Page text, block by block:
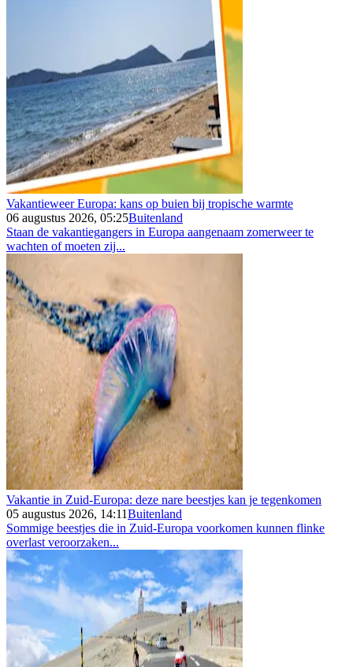
Vakantieweer Europa: kans op buien bij tropische warmte
06 augustus 2026, 05:25Buitenland
Staan de vakantiegangers in Europa aangenaam zomerweer te
wachten of moeten zij...
Vakantie in Zuid-Europa: deze nare beestjes kan je tegenkomen
05 augustus 2026, 14:11Buitenland
Sommige beestjes die in Zuid-Europa voorkomen kunnen flinke
overlast veroorzaken...